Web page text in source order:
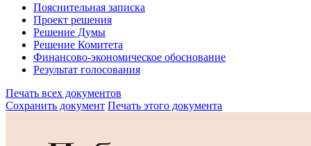
Пояснительная записка
Проект решения
Решение Думы
Решение Комитета
Финансово-экономическое обоснование
Результат голосования
Печать всех документов
Сохранить документ Печать этого документа